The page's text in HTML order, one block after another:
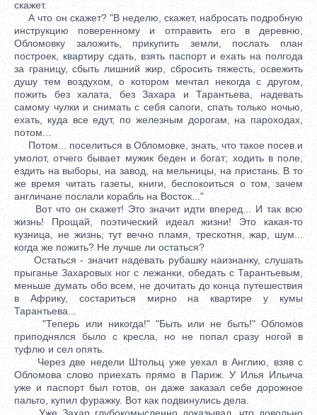
скажет.
А что он скажет? "В неделю, скажет, набросать подробную
инструкцию поверенному и отправить его в деревню,
Обломовку заложить, прикупить земли, послать план
построек, квартиру сдать, взять паспорт и ехать на полгода
за границу, сбыть лишний жир, сбросить тяжесть, освежить
душу тем воздухом, о котором мечтал некогда с другом,
пожить без халата, без Захара и Тарантьева, надевать
самому чулки и снимать с себя сапоги, спать только ночью,
ехать, куда все едут, по железным дорогам, на пароходах,
потом...
Потом... поселиться в Обломовке, знать, что такое посев и
умолот, отчего бывает мужик беден и богат; ходить в поле,
ездить на выборы, на завод, на мельницы, на пристань. В то
же время читать газеты, книги, беспокоиться о том, зачем
англичане послали корабль на Восток..."
Вот что он скажет! Это значит идти вперед... И так всю
жизнь! Прощай, поэтический идеал жизни! Это какая-то
кузница, не жизнь; тут вечно пламя, трескотня, жар, шум...
когда же пожить? Не лучше ли остаться?
Остаться - значит надевать рубашку наизнанку, слушать
прыганье Захаровых ног с лежанки, обедать с Тарантьевым,
меньше думать обо всем, не дочитать до конца путешествия
в Африку, состариться мирно на квартире у кумы
Тарантьева...
"Теперь или никогда!" "Быть или не быть!" Обломов
приподнялся было с кресла, но не попал сразу ногой в
туфлю и сел опять.
Через две недели Штольц уже уехал в Англию, взяв с
Обломова слово приехать прямо в Париж. У Илья Ильича
уже и паспорт был готов, он даже заказал себе дорожное
пальто, купил фуражку. Вот как подвинулись дела.
Уже Захар глубокомысленно доказывал, что довольно